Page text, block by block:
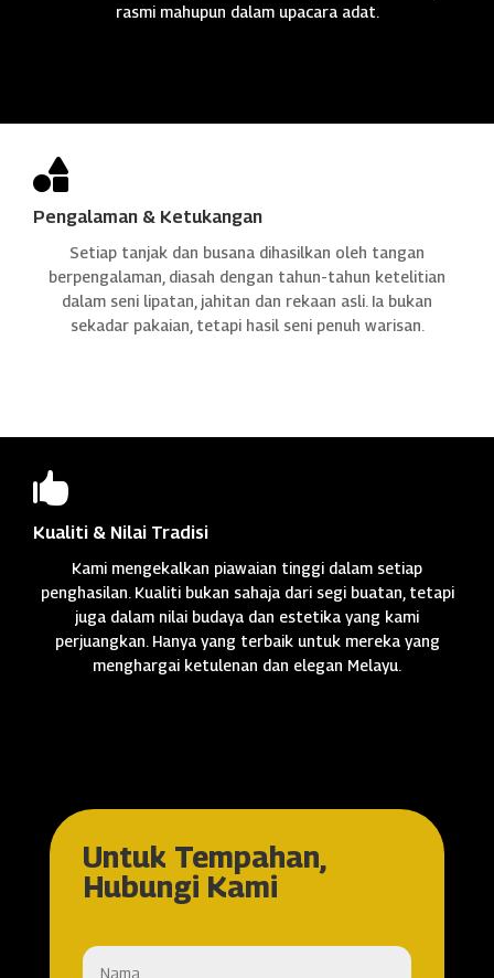
rasmi mahupun dalam upacara adat.

Pengalaman & Ketukangan
Setiap tanjak dan busana dihasilkan oleh tangan
berpengalaman, diasah dengan tahun-tahun ketelitian
dalam seni lipatan, jahitan dan rekaan asli. Ia bukan
sekadar pakaian, tetapi hasil seni penuh warisan.

Kualiti & Nilai Tradisi
Kami mengekalkan piawaian tinggi dalam setiap
penghasilan. Kualiti bukan sahaja dari segi buatan, tetapi
juga dalam nilai budaya dan estetika yang kami
perjuangkan. Hanya yang terbaik untuk mereka yang
menghargai ketulenan dan elegan Melayu.
Untuk Tempahan,
Hubungi Kami